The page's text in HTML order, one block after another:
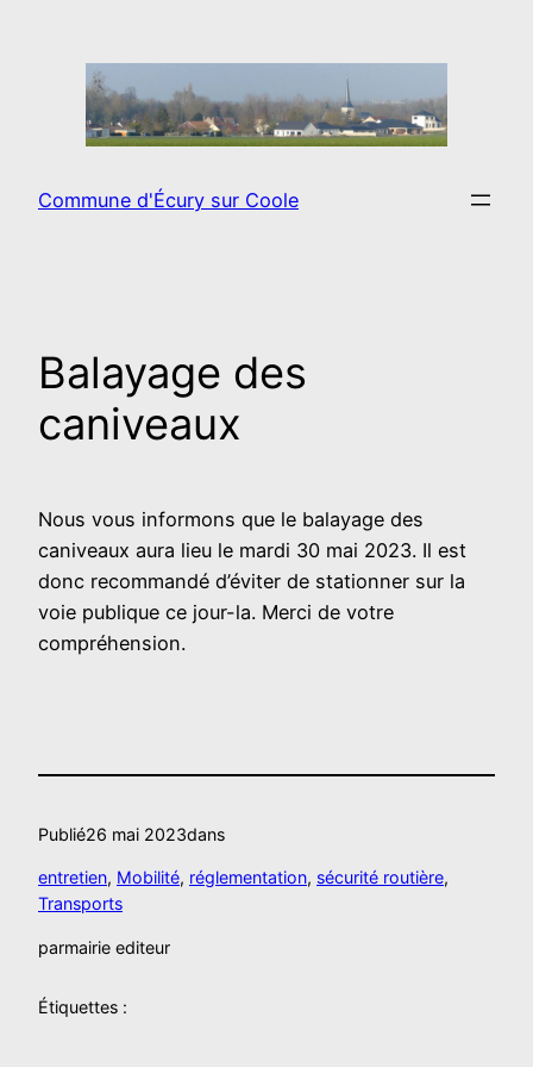
Commune d'Écury sur Coole
Balayage des
caniveaux
Nous vous informons que le balayage des
caniveaux aura lieu le mardi 30 mai 2023. Il est
donc recommandé d’éviter de stationner sur la
voie publique ce jour-la. Merci de votre
compréhension.
Publié26 mai 2023dans
entretien, Mobilité, réglementation, sécurité routière
Transports
parmairie editeur
Étiquettes :